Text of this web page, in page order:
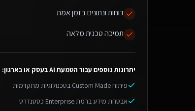
דוחות ונתונים בזמן אמת
תמיכה טכנית מלאה
יתרונות נוספים עבור הטמעת AI בעסק או בארגון
:
פיתוח Custom Made בטכנולוגיות מתקדמות
אבטחת מידע ברמת Enterprise כסטנדרט